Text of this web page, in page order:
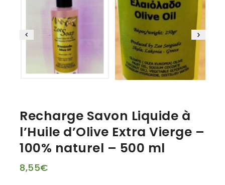
Recharge Savon Liquide à
l’Huile d’Olive Extra Vierge –
100% naturel – 500 ml
8,55€
3 produits vendus au cours des 11 dernières heures